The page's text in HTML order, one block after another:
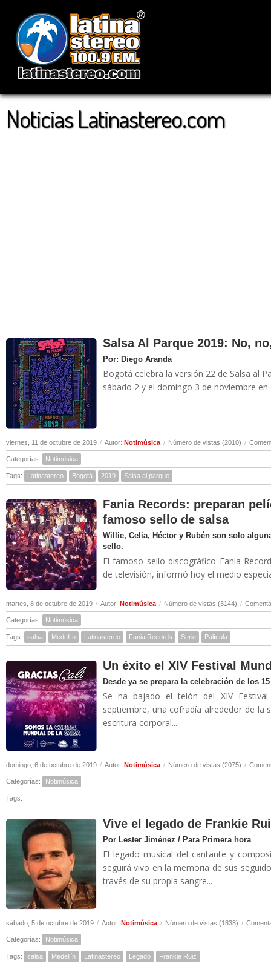
Noticias Latinastereo.com
Salsa Al Parque 2019: No,
Por: Diego Aranda
Bogotá celebra la versión 22 de Salsa al
sábado 2 y el domingo 3 de noviembre
viernes, 11 de octubre de 2019 / Autor: Notimúsica / Número de vistas (2010) /
Categorías: Notimúsica
Tags: Latinastereo Bogotá 2019 Salsa al parque
Fania Records: preparan
famoso sello de salsa
Willie, Celia, Héctor y Rubén son solo
sello.
El famoso sello discográfico Fania
de televisión, informó hoy el medio
martes, 8 de octubre de 2019 / Autor: Notimúsica / Número de vistas (3144) /
Categorías: Notimúsica
Tags: salsa Medellín Latinastereo Fania Records Serie Palícula
Un éxito el XIV Festival
Desde ya se prepara la celebración de los
Se ha bajado el telón del XIV
septiembre, una cofradía alrededor de la
escritura corporal...
domingo, 6 de octubre de 2019 / Autor: Notimúsica / Número de vistas (2075) /
Categorías: Notimúsica
Tags:
Vive el legado de Frankie
Por Lester Jiménez / Para Primera hora
El legado musical del cantante y
seguirá vivo en la memoria de sus
través de su propia sangre...
sábado, 5 de octubre de 2019 / Autor: Notimúsica / Número de vistas (1838) /
Categorías: Notimúsica
Tags: salsa Medellín Latinastereo Legado Frankie Ruiz